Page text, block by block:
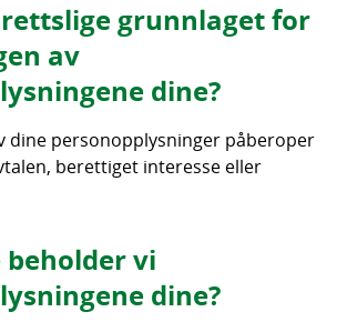
grunnlaget for
av
dine?
dine personopplysninger påberoper
berettiget interesse eller
beholder vi
dine?